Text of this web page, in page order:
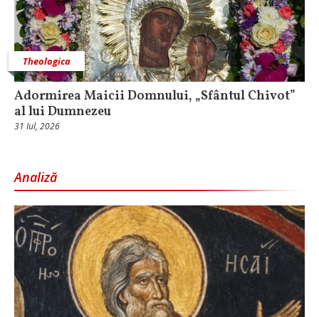
Theologica
Adormirea Maicii Domnului, „Sfântul Chivot”
al lui Dumnezeu
31 Iul, 2026
Analiză